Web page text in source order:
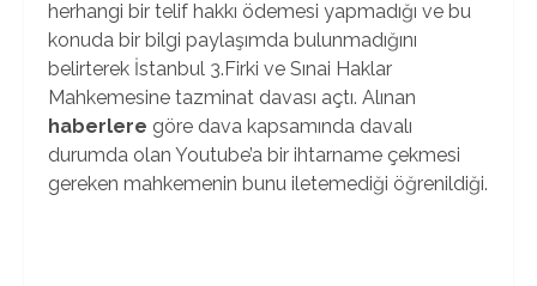
herhangi bir telif hakkı ödemesi yapmadığı ve bu
konuda bir bilgi paylaşımda bulunmadığını
belirterek İstanbul 3.Firki ve Sınai Haklar
Mahkemesine tazminat davası açtı. Alınan
haberlere göre dava kapsamında davalı
durumda olan Youtube’a bir ihtarname çekmesi
gereken mahkemenin bunu iletemediği öğrenildiği.